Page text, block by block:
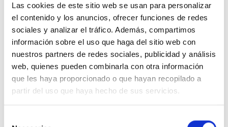
Las cookies de este sitio web se usan para personalizar
el contenido y los anuncios, ofrecer funciones de redes
sociales y analizar el tráfico. Además, compartimos
información sobre el uso que haga del sitio web con
nuestros partners de redes sociales, publicidad y análisis
web, quienes pueden combinarla con otra información
que les haya proporcionado o que hayan recopilado a
partir del uso que haya hecho de sus servicios.
o especial, sino de asegurar que cada persona tenga la
atención que necesita en cada momento de su vida
educativa. Para eso hacen falta más recursos, más
planificación y menos ideología”, reclama la
vicepresidenta de la entidad.
Desde CEDDD se insiste en que, seis años después de la
aprobación de la LOMLOE, el gran reto sigue pendiente:
solo será posible si viene acompañada de una inversión